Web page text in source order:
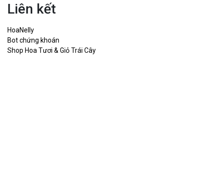
Liên kết
HoaNelly
Bot chứng khoán
Shop Hoa Tươi & Giỏ Trái Cây